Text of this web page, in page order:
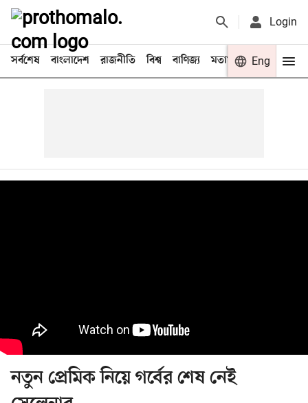
Login
সর্বশেষ বাংলাদেশ রাজনীতি বিশ্ব বাণিজ্য মতামত খেলা
Eng
নতুন প্রেমিক নিয়ে গর্বের শেষ নেই